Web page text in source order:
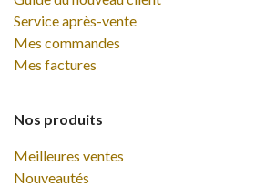
Service après-vente
Mes commandes
Mes factures
Nos produits
Meilleures ventes
Nouveautés